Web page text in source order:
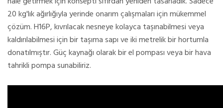
20 kg'lık ağırlığıyla yerinde onarım çalışmaları için mükemmel
çözüm. H16P, kıvrılacak nesneye kolayca taşınabilmesi veya
kaldırılabilmesi için bir taşıma sapı ve iki metrelik bir hortumla
donatılmıştır. Güç kaynağı olarak bir el pompası veya bir hava
tahrikli pompa sunabiliriz.